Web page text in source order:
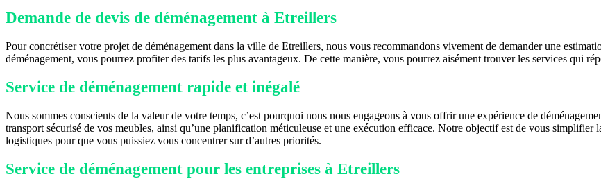
Demande de devis de déménagement à Etreillers
Pour concrétiser votre projet de déménagement dans la ville de Etreillers, nous vous recommandons vivement de demander une
déménagement, vous pourrez profiter des tarifs les plus avantageux. De cette manière, vous pourrez aisément trouver les services qui
Service de déménagement rapide et inégalé
Nous sommes conscients de la valeur de votre temps, c’est pourquoi nous nous engageons à vous offrir une expérience de
transport sécurisé de vos meubles, ainsi qu’une planification méticuleuse et une exécution efficace. Notre objectif est de vous simplifier
logistiques pour que vous puissiez vous concentrer sur d’autres priorités.
Service de déménagement pour les entreprises à Etreillers